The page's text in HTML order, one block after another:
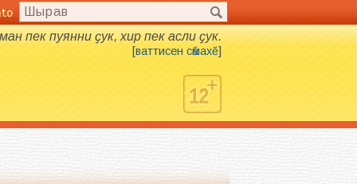
пек пуянни ҫук, хир пек асли ҫук.
[ваттисен сӑмахӗ]